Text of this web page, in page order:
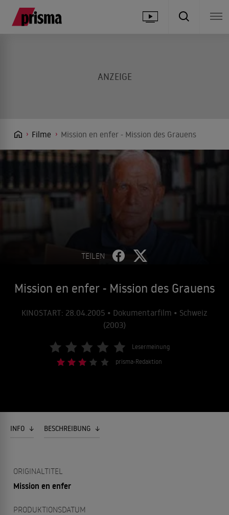
Filme Mission en enfer - Mission des Grauens
TEILEN
Mission en enfer - Mission des Grauens
KINOSTART: 28.04.2005 • Dokumentarfilm • Schweiz
(2003)
Lesermeinung
prisma-Redaktion
INFO BESCHREIBUNG
ORIGINALTITEL
Mission en enfer
PRODUKTIONSDATUM